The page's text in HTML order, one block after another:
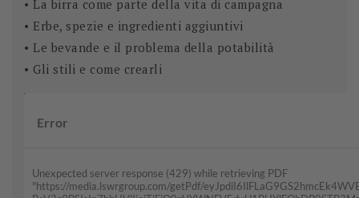
• La birra come parte della vita di campagna
• Erbe, spezie e ingredienti aggiuntivi
• Le bevande e il problema della potabilità
• Gli stili e come crearli